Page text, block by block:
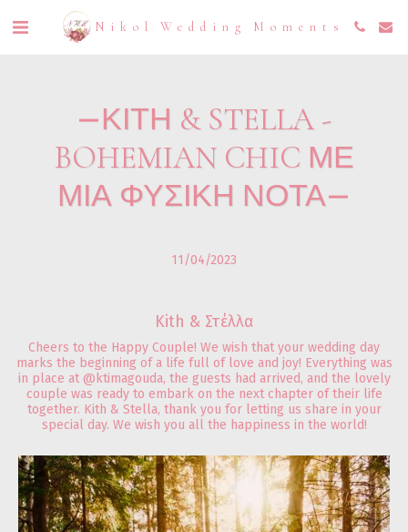
Nikol Wedding Moments
ΚΙΤΗ & STELLA -
BOHEMIAN CHIC ΜΕ
ΜΙΑ ΦΥΣΙΚΗ ΝΟΤΑ
11/04/2023
Kith & Στέλλα
Cheers to the Happy Couple! We wish that your wedding day
marks the beginning of a life full of love and joy! Everything was
in place at @ktimagouda, the guests had arrived, and the lovely
couple was ready to embark on the next chapter of their life
together. Kith & Stella, thank you for letting us share in your
special day. We wish you all the happiness in the world!